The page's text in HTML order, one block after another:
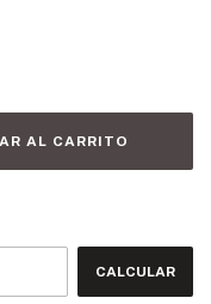
CALCULAR